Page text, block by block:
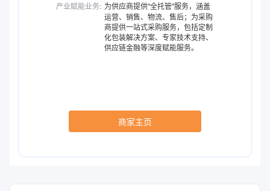
产业赋能业务: 为供应商提供“全托管”服务，涵盖
运营、销售、物流、售后；为采购
商提供一站式采购服务，包括定制
化包装解决方案、专家技术支持、
供应链金融等深度赋能服务。
商家主页